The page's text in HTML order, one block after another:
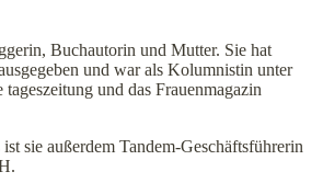
Buchautorin und Mutter. Sie hat
und war als Kolumnistin unter
und das Frauenmagazin
sie außerdem Tandem-Geschäftsführerin